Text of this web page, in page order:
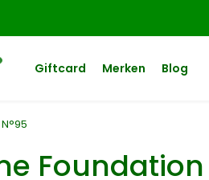
Giftcard Merken Blog
Foundation